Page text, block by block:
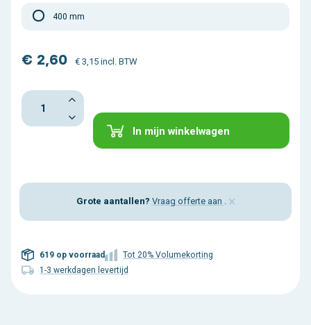
400 mm
€ 2,60 € 3,15 incl. BTW
In mijn winkelwagen
Grote aantallen? Vraag offerte aan . ×
619 op voorraad
Tot 20% Volumekorting
1-3 werkdagen levertijd